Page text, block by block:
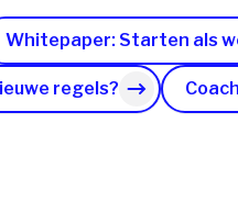
Whitepaper: Starten als
regels?